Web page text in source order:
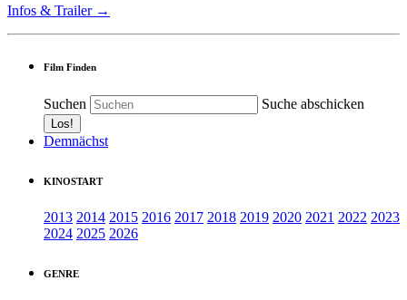
Infos & Trailer →
Film Finden
Suchen Suche abschicken
Demnächst
KINOSTART
2013 2014 2015 2016 2017 2018 2019 2020 2021 2022 2023
2024 2025 2026
GENRE